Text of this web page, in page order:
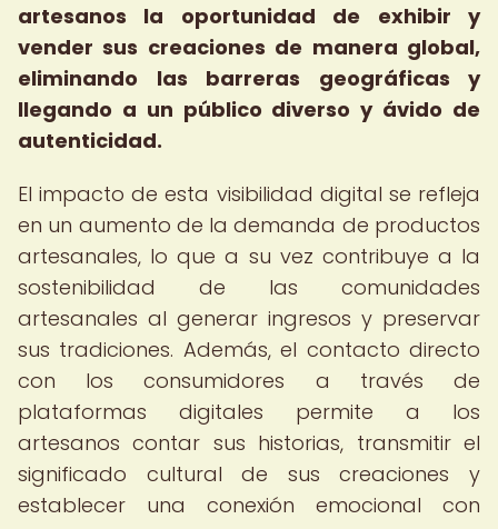
artesanos la oportunidad de exhibir y
vender sus creaciones de manera global,
eliminando las barreras geográficas y
llegando a un público diverso y ávido de
autenticidad.
El impacto de esta visibilidad digital se refleja
en un aumento de la demanda de productos
artesanales, lo que a su vez contribuye a la
sostenibilidad de las comunidades
artesanales al generar ingresos y preservar
sus tradiciones. Además, el contacto directo
con los consumidores a través de
plataformas digitales permite a los
artesanos contar sus historias, transmitir el
significado cultural de sus creaciones y
establecer una conexión emocional con